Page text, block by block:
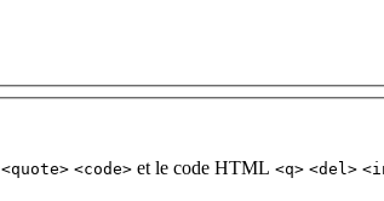
<quote> <code> et le code HTML <q> <del>